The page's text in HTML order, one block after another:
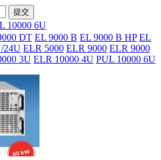
10000 6U
DT EL 9000 B EL 9000 B HP EL
24U ELR 5000 ELR 9000 ELR 9000
3U ELR 10000 4U PUL 10000 6U